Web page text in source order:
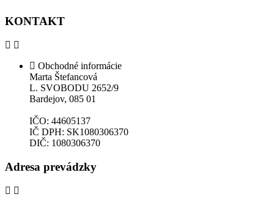
KONTAKT
Obchodné informácie
Marta Štefancová
L. SVOBODU 2652/9
Bardejov, 085 01
IČO: 44605137
IČ DPH: SK1080306370
DIČ: 1080306370
Adresa prevádzky